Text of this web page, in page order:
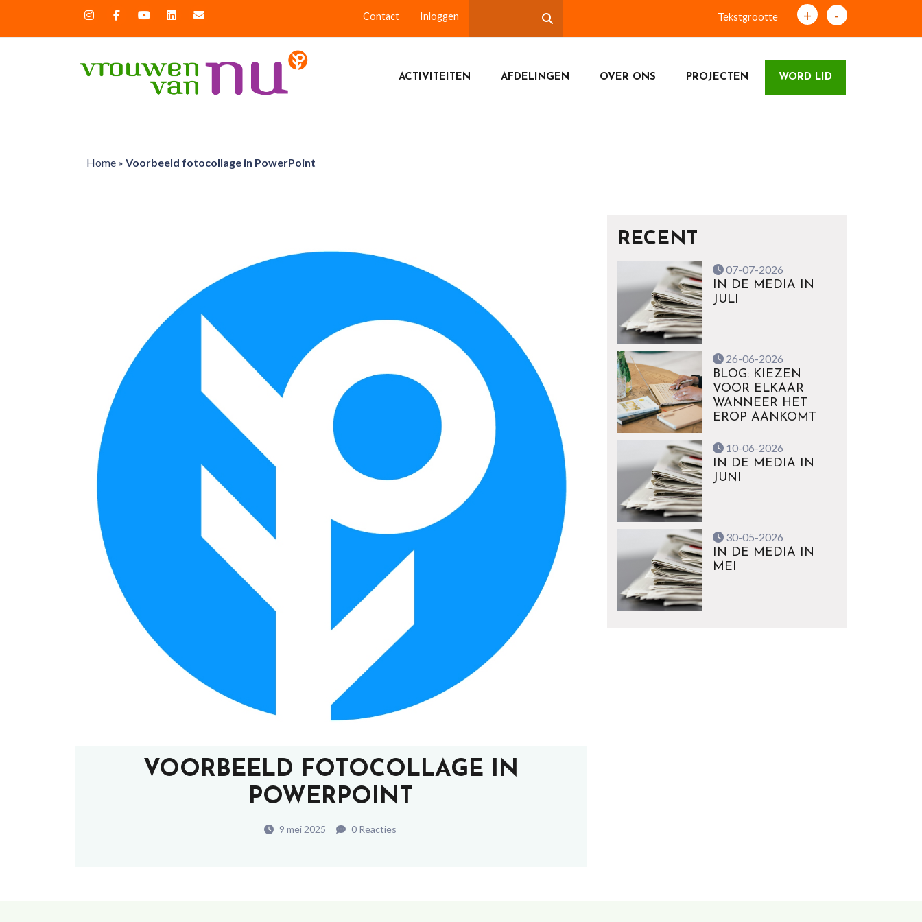
Contact Inloggen Tekstgrootte + -
ACTIVITEITEN AFDELINGEN OVER ONS PROJECTEN WORD LID
Home» Voorbeeld fotocollage in PowerPoint
VOORBEELD FOTOCOLLAGE IN
POWERPOINT
9 mei 2025 0 Reacties
RECENT
07-07-2026
IN DE MEDIA IN
JULI
26-06-2026
BLOG: KIEZEN
VOOR ELKAAR
WANNEER HET
EROP AANKOMT
10-06-2026
IN DE MEDIA IN
JUNI
30-05-2026
IN DE MEDIA IN
MEI